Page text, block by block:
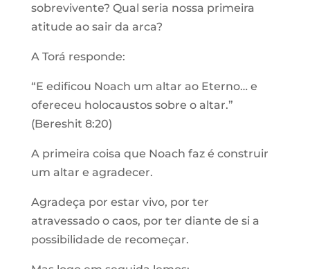
sobrevivente? Qual seria nossa primeira
atitude ao sair da arca?
A Torá responde:
“E edificou Noach um altar ao Eterno… e
ofereceu holocaustos sobre o altar.”
(Bereshit 8:20)
A primeira coisa que Noach faz é construir
um altar e agradecer.
Agradeça por estar vivo, por ter
atravessado o caos, por ter diante de si a
possibilidade de recomeçar.